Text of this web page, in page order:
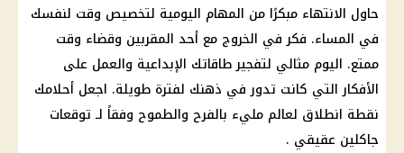
حاول الانتهاء مبكرًا من المهام اليومية لتخصيص وقت لنفسك
في المساء. فكر في الخروج مع أحد المقربين وقضاء وقت
ممتع. اليوم مثالي لتفجير طاقاتك الإبداعية والعمل على
الأفكار التي كانت تدور في ذهنك لفترة طويلة. اجعل أحلامك
نقطة انطلاق لعالم مليء بالفرح والطموح وفقاً لـ توقعات
جاكلين عقيقي .